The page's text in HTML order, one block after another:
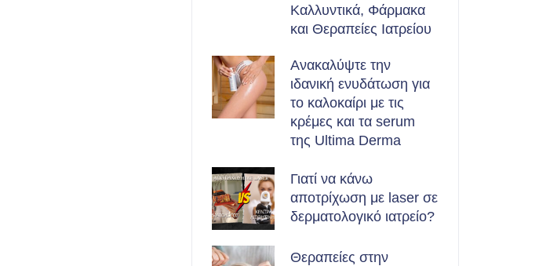
Καλλυντικά, Φάρμακα
και Θεραπείες Ιατρείου
Ανακαλύψτε την
ιδανική ενυδάτωση για
το καλοκαίρι με τις
κρέμες και τα serum
της Ultima Derma
Γιατί να κάνω
αποτρίχωση με laser σε
δερματολογικό ιατρείο?
Θεραπείες στην